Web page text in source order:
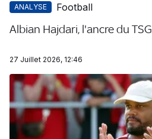
ANALYSE Football
Albian Hajdari, l'ancre du TSG
27 Juillet 2026, 12:46